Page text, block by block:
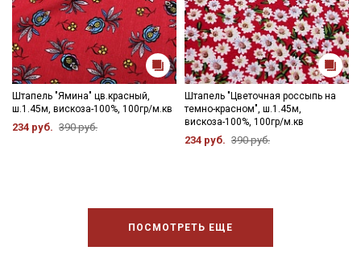
Штапель "Ямина" цв.красный,
ш.1.45м, вискоза-100%, 100гр/м.кв
234 руб. 390 руб.
Штапель "Цветочная россыпь на
темно-красном", ш.1.45м,
вискоза-100%, 100гр/м.кв
234 руб. 390 руб.
ПОСМОТРЕТЬ ЕЩЕ